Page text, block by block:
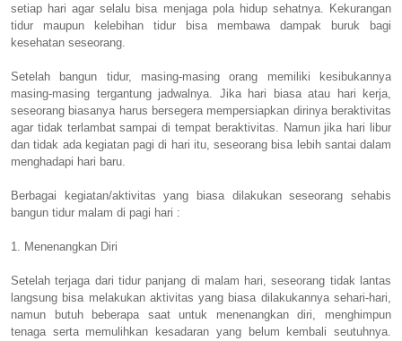
setiap hari agar selalu bisa menjaga pola hidup sehatnya. Kekurangan
tidur maupun kelebihan tidur bisa membawa dampak buruk bagi
kesehatan seseorang.
Setelah bangun tidur, masing-masing orang memiliki kesibukannya
masing-masing tergantung jadwalnya. Jika hari biasa atau hari kerja,
seseorang biasanya harus bersegera mempersiapkan dirinya beraktivitas
agar tidak terlambat sampai di tempat beraktivitas. Namun jika hari libur
dan tidak ada kegiatan pagi di hari itu, seseorang bisa lebih santai dalam
menghadapi hari baru.
Berbagai kegiatan/aktivitas yang biasa dilakukan seseorang sehabis
bangun tidur malam di pagi hari :
1. Menenangkan Diri
Setelah terjaga dari tidur panjang di malam hari, seseorang tidak lantas
langsung bisa melakukan aktivitas yang biasa dilakukannya sehari-hari,
namun butuh beberapa saat untuk menenangkan diri, menghimpun
tenaga serta memulihkan kesadaran yang belum kembali seutuhnya.